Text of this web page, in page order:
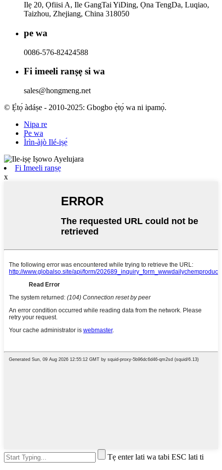
Ilẹ 20, Ọfiisi A, Ile GangTai YiDing, Ọna TengDa, Luqiao,
Taizhou, Zhejiang, China 318050
pe wa
0086-576-82424588
Fi imeeli ranṣẹ si wa
sales@hongmeng.net
© Ẹ̀tọ́ àdáṣe - 2010-2025: Gbogbo ẹ̀tọ́ wa ni ipamọ́.
Nipa re
Pe wa
Ìrìn-àjò Ilé-iṣẹ́
Fi Imeeli ranṣẹ
x
Tẹ enter lati wa tabi ESC lati ti